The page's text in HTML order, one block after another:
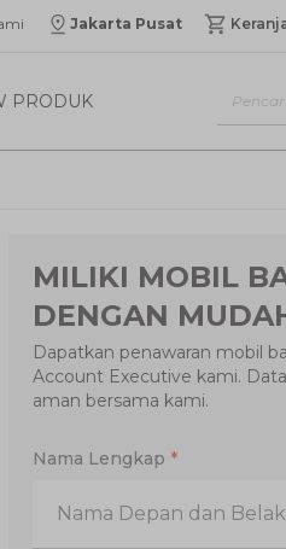
Jakarta Pusat
PRODUK
MILIKI MOBIL
DENGAN
Dapatkan penawaran mobil
Account Executive kami.
aman bersama kami.
Nama Lengkap *